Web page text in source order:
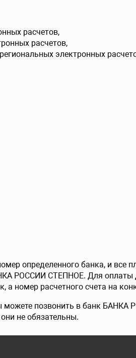
расчетов,
расчетов,
электронных
определенного банка, и все
РОССИИ СТЕПНОЕ. Для оплаты
номер расчетного счета на
можете позвонить в банк
не обязательны.